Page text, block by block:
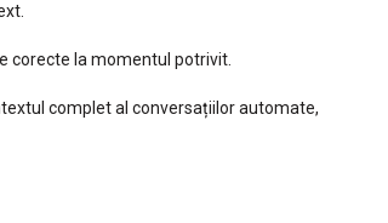
corecte la momentul potrivit.
complet al conversațiilor automate,